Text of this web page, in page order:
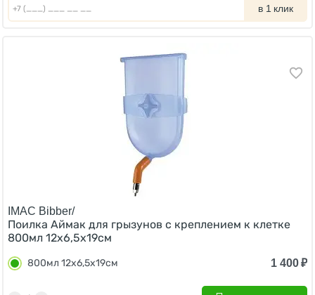
в 1 клик
IMAC Bibber/
Поилка Аймак для грызунов с креплением к клетке
800мл 12х6,5х19см
800мл 12х6,5х19см 1 400₽